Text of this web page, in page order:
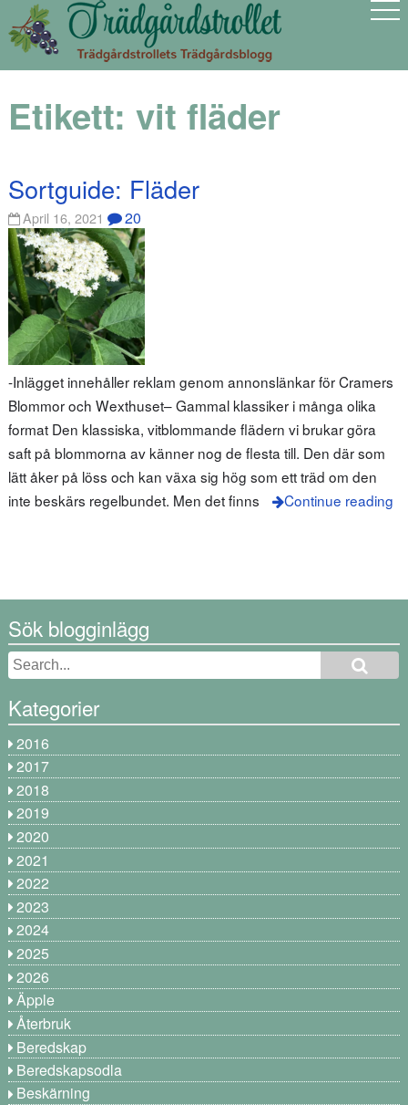
Etikett: vit fläder
Sortguide: Fläder
April 16, 2021 20
-Inlägget innehåller reklam genom annonslänkar för Cramers
Blommor och Wexthuset– Gammal klassiker i många olika
format Den klassiska, vitblommande flädern vi brukar göra
saft på blommorna av känner nog de flesta till. Den där som
lätt åker på löss och kan växa sig hög som ett träd om den
inte beskärs regelbundet. Men det finns
Continue reading
Sök blogginlägg
Kategorier
2016
2017
2018
2019
2020
2021
2022
2023
2024
2025
2026
Äpple
Återbruk
Beredskap
Beredskapsodla
Beskärning